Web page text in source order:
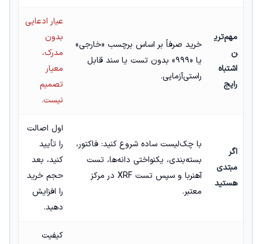
مهم‌تری
ن
اشتباه
رایج
خرید صرفاً بر اساس برچسب «خارجی»
یا «۹۹۹» بدون تست یا سند قابل
راستی‌آزمایی.
عیار ادعایی
بدون
مدرک،
معیار
تصمیم
نیست.
اگر
مبتدی
هستید
با چک‌لیست ساده شروع کنید: فاکتور،
بسته‌بندی، یکنواختی دانه‌ها، تست
آهنربا و سپس تست XRF در مرکز
معتبر.
اول اصالت
را تأیید
کنید، بعد
حجم خرید
را افزایش
دهید.
کیفیت